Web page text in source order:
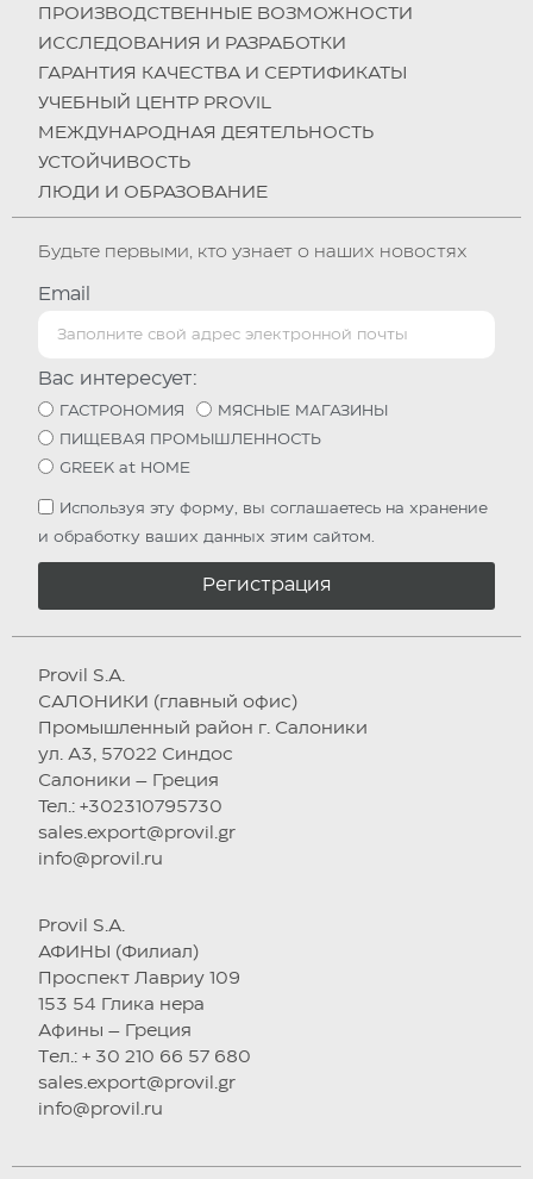
ПРОИЗВОДСТВЕННЫЕ ВОЗМОЖНОСТИ
ИССЛЕДОВАНИЯ И РАЗРАБОТКИ
ГАРАНТИЯ КАЧЕСТВА И СЕРТИФИКАТЫ
УЧЕБНЫЙ ЦЕНТР PROVIL
МЕЖДУНАРОДНАЯ ДЕЯТЕЛЬНОСТЬ
УСТОЙЧИВОСТЬ
ЛЮДИ И ОБРАЗОВАНИЕ
Будьте первыми, кто узнает о наших новостях
Email
Вас интересует:
ГАСТРОНОМИЯ
МЯСНЫЕ МАГАЗИНЫ
ПИЩЕВАЯ ПРОМЫШЛЕННОСТЬ
GREEK at HOME
Используя эту форму, вы соглашаетесь на хранение
и обработку ваших данных этим сайтом.
Регистрация
Provil S.A.
САЛОНИКИ (главный офис)
Промышленный район г. Салоники
ул. А3, 57022 Синдос
Салоники – Греция
Тел.: +302310795730
sales.export@provil.gr
info@provil.ru
Provil S.A.
АФИНЫ (Филиал)
Проспект Лавриу 109
153 54 Глика нера
Афины – Греция
Tел.: + 30 210 66 57 680
sales.export@provil.gr
info@provil.ru